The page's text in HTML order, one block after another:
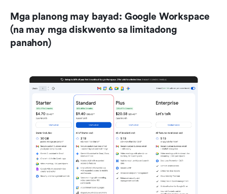
Mga planong may bayad: Google Workspace
(na may mga diskwento sa limitadong
panahon)